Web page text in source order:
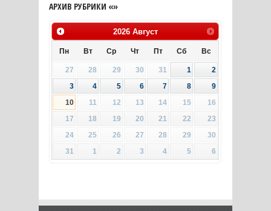
АРХИВ РУБРИКИ «»
2026 Август
Пн Вт Ср Чт Пт Сб Вс
27 28 29 30 31 1
2
3
4 5 6 7 8
9
10
11 12 13 14 15
16
17
18 19 20 21 22
23
24
25 26 27 28 29
30
31
1 2 3 4 5 6